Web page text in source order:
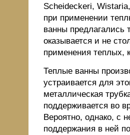
Scheideckeri,
при применении
ванны предлагались
оказывается и не
применения теплых,
Теплые ванны
устраивается для
металлическая
поддерживается во
Вероятно, однако, с
поддержания в ней